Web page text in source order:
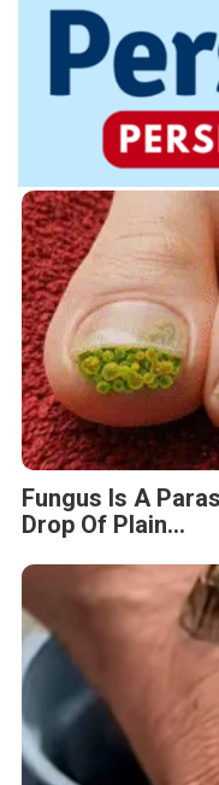
Fungus Is A
Drop Of Plain...